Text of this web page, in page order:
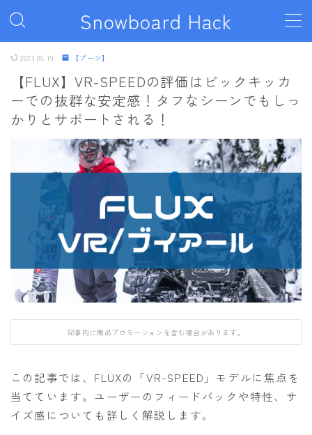
Snowboard Hack
MENU
ボード
011artistic
ALLIAN
BATALEON
BC STREAM
BURTON
CAPiTA
DEATH LABEL
DRAKE
FANATIC
FIELD EARTH
FNTC
GNU
GRAY
2023.09.19 【ブーツ】
【FLUX】VR-SPEEDの評価はビックキッカ
ーでの抜群な安定感！タフなシーンでもしっ
かりとサポートされる！
記事内に商品プロモーションを含む場合があります。
この記事では、FLUXの「VR-SPEED」モデルに焦点を
当てています。ユーザーのフィードバックや特性、サ
イズ感についても詳しく解説します。